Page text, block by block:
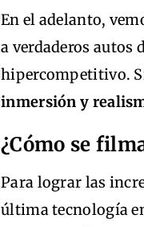
En el adelanto,
a verdaderos autos
hipercompetitivo.
inmersión y
¿Cómo se
Para lograr las
última tecnología